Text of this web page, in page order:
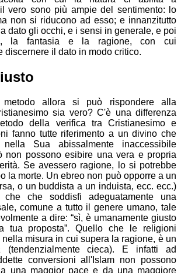
vero sono più ampie del sentimento: lo
non si riducono ad esso; e innanzitutto
dato gli occhi, e i sensi in generale, e poi
la fantasia e la ragione, con cui
discernere il dato in modo critico.
metodo allora si può rispondere alla
sia vero? C'è una differenza
della verifica tra Cristianesimo e
fanno tutte riferimento a un divino che
Sua abissalmente inaccessibile
non possono esibire una vera e propria
Se avessero ragione, lo si potrebbe
la morte. Un ebreo non può opporre a un
o un buddista a un induista, ecc. ecc.)
che che soddisfi adeguatamente una
comune a tutto il genere umano, tale
a dire: “sì, è umanamente giusto
tua proposta”. Quello che le religioni
misura in cui supera la ragione, è un
(tendenzialmente cieca). E infatti ad
conversioni all'Islam non possono
una maggior pace e da una maggiore